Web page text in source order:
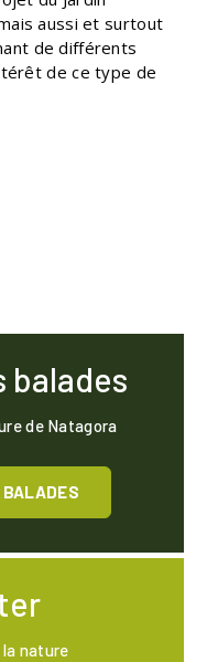
aussi et surtout
de différents
de ce type de
balades
de Natagora
BALADES
la nature